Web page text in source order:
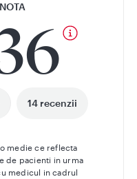
NOTA
14 recenzii
medie ce reflecta
de pacienti in urma
medicul in cadrul